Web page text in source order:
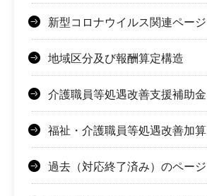
新型コロナウイルス関連ページ
地域区分及び報酬算定構造
介護職員等処遇改善支援補助金
福祉・介護職員等処遇改善加算
過去（対応終了済み）のページ